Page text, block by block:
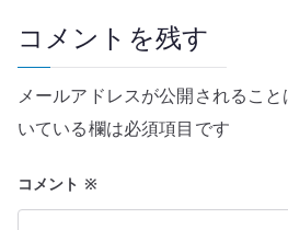
ゲ
ー
シ
ン
コメントを残す
メールアドレスが公開されること
いている欄は必須項目です
コメント ※